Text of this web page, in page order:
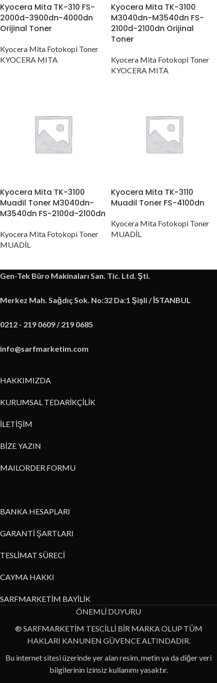
Kyocera Mita TK-310 FS-
2000d-3900dn-4000dn
Orijinal Toner
Kyocera Mita Fotokopi Toner
KYOCERA MITA
Kyocera Mita TK-3100
M3040dn-M3540dn FS-
2100d-2100dn Orijinal
Toner
Kyocera Mita Fotokopi Toner
KYOCERA MITA
Kyocera Mita TK-3100
Muadil Toner M3040dn-
M3540dn FS-2100d-2100dn
Kyocera Mita Fotokopi Toner
MUADİL
Kyocera Mita TK-3110
Muadil Toner FS-4100dn
Kyocera Mita Fotokopi Toner
MUADİL
Gen-Tek Büro Makinaları San. Tic. Ltd. Şti.
Merkez Mah. Sağdıç Sok. No:32 Da:1 Şişli / İSTANBUL
0212 - 219 0609 / 219 0685
info@sarfmarketim.com
HAKKIMIZDA
KURUMSAL TEDARİKÇİLİK
İLETİŞİM
BİZE YAZIN
MAILORDER FORMU
BANKA HESAPLARI
GARANTİ ŞARTLARI
TESLİMAT SÜRECİ
CAYMA HAKKI
SARFMARKETİM BAYİLİK
ÖNEMLİ DUYURU
® SARFMARKETİM TESCİLLİ BİR MARKA OLUP TÜM
HAKLARI KANUNEN GÜVENCE ALTINDADIR.
Bu internet sitesi üzerinde yer alan resim, metin ya da diğer veri
bilgilerinin izinsiz kullanımı yasaktır.